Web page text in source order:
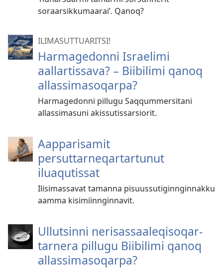
soraarsikkumaarai’. Qanoq?
ILIMASUTTUARITSI!
Harmagedonni Israelimi
aallartissava? – Biibilimi qanoq
allassimasoqarpa?
Harmagedonni pillugu Saqqummersitani
allassimasuni akissutissarsiorit.
Aapparisamit
persuttarneqartartunut
iluaqutissat
Ilisimassavat tamanna pisuussutiginnginnakku
aamma kisimiinnginnavit.
Ullutsinni nerisas­saaleqisoqar­
tarnera pillugu Biibilimi qanoq
allassimasoqarpa?